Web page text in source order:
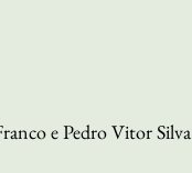
e Pedro Vitor Silva